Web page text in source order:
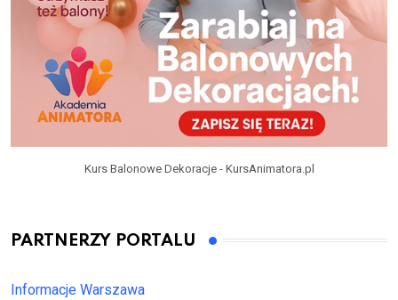
Kurs Balonowe Dekoracje - KursAnimatora.pl
PARTNERZY PORTALU
Informacje Warszawa